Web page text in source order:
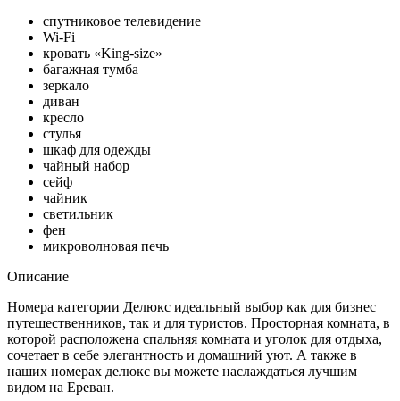
спутниковое телевидение
Wi-Fi
кровать «King-size»
багажная тумба
зеркало
диван
кресло
стулья
шкаф для одежды
чайный набор
сейф
чайник
светильник
фен
микроволновая печь
Описание
Номера категории Делюкс идеальный выбор как для бизнес
путешественников, так и для туристов. Просторная комната, в
которой расположена спальняя комната и уголок для отдыха,
сочетает в себе элегантность и домашний уют. А также в
наших номерах делюкс вы можете наслаждаться лучшим
видом на Ереван.